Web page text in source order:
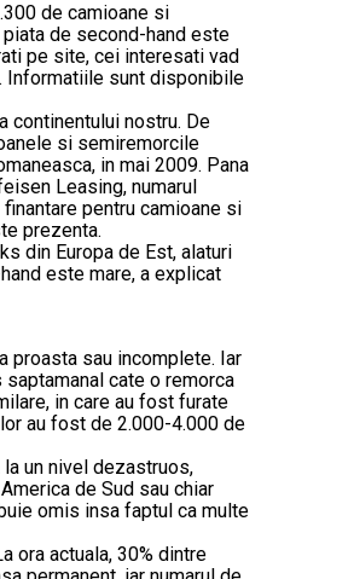
de camioane si
de second-hand este
pe site, cei interesati vad
Informatiile sunt disponibile
continentului nostru. De
si semiremorcile
in mai 2009. Pana
Leasing, numarul
pentru camioane si
prezenta.
din Europa de Est, alaturi
este mare, a explicat
proasta sau incomplete. Iar
cate o remorca
in care au fost furate
au fost de 2.000-4.000 de
un nivel dezastruos,
de Sud sau chiar
omis insa faptul ca multe
ora actuala, 30% dintre